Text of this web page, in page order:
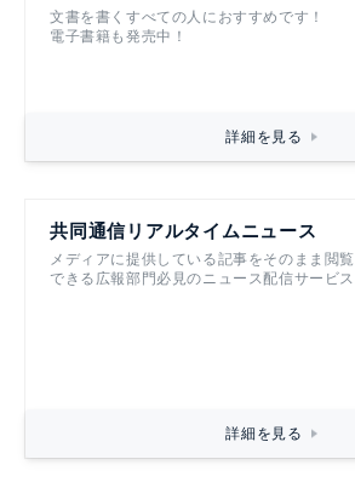
文書を書くすべての人におすすめです！
電子書籍も発売中！
詳細を見る
共同通信リアルタイムニュース
メディアに提供している記事をそのまま閲覧
できる広報部門必見のニュース配信サービス
詳細を見る